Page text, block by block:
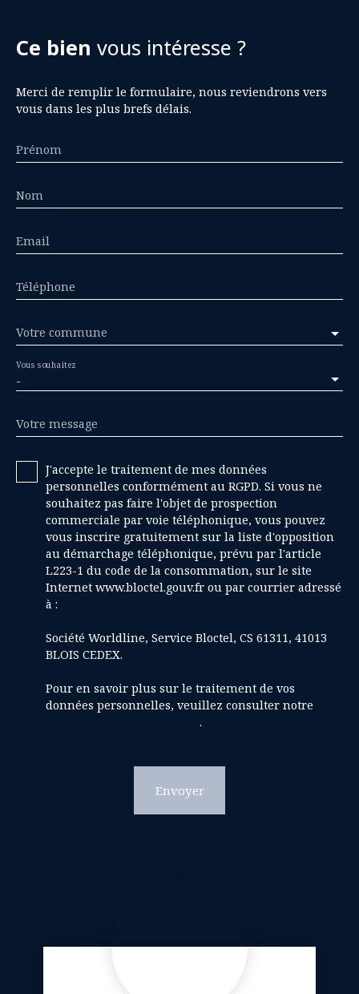
Ce bien vous intéresse ?
Merci de remplir le formulaire, nous reviendrons vers
vous dans les plus brefs délais.
Prénom
Nom
Email
Téléphone
Votre commune
-
Vous souhaitez
Votre message
J'accepte le traitement de mes données
personnelles conformément au RGPD. Si vous ne
souhaitez pas faire l'objet de prospection
commerciale par voie téléphonique, vous pouvez
vous inscrire gratuitement sur la liste d'opposition
au démarchage téléphonique, prévu par l'article
L223-1 du code de la consommation, sur le site
Internet www.bloctel.gouv.fr ou par courrier adressé
à :
Société Worldline, Service Bloctel, CS 61311, 41013
BLOIS CEDEX.
Pour en savoir plus sur le traitement de vos
données personnelles, veuillez consulter notre
.
Envoyer